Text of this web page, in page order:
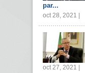
par...
oct 28, 2021 |
oct 27, 2021 |